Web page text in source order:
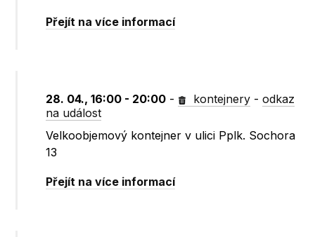
Přejít na více informací
28. 04., 16:00 - 20:00 - kontejnery -odkaz
na událost
Velkoobjemový kontejner v ulici Pplk. Sochora
13
Přejít na více informací